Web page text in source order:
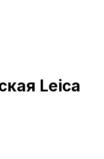
Leica